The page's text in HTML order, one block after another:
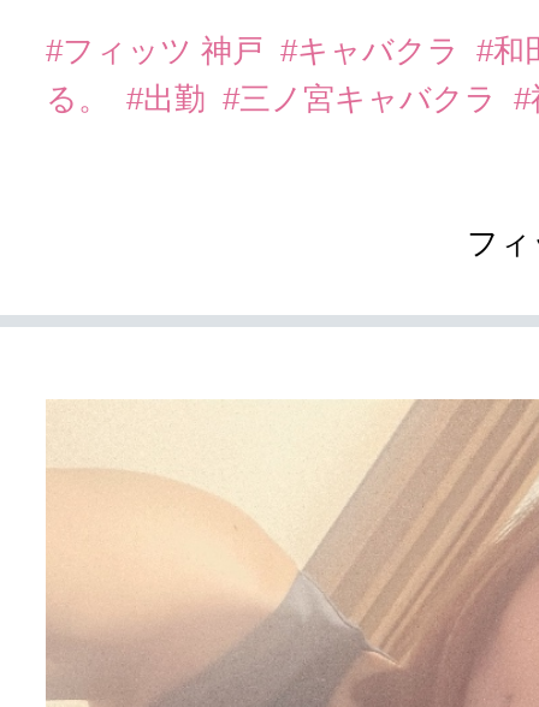
#フィッツ 神戸 #キャバクラ
#和
る。
#出勤 #三ノ宮キャバクラ #
フ